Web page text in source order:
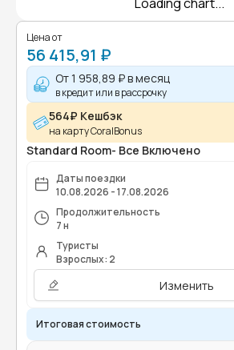
Цена от
56 415,91 ₽
От1 958,89 ₽в месяц
в кредит или в рассрочку
564₽ Кешбэк
на карту CoralBonus
Standard Room- Все Включено
Даты поездки
10.08.2026 - 17.08.2026
Продолжительность
7 н
Туристы
Взрослых: 2
Изменить
Итоговая стоимость